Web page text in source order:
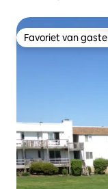
Favoriet van
Favoriet van